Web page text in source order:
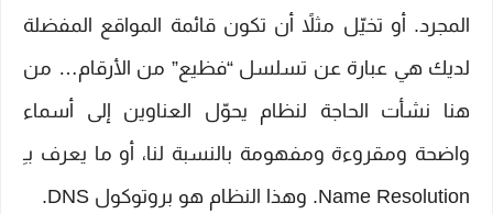
المجرد. أو تخيّل مثلاً أن تكون قائمة المواقع المفضلة
لديك هي عبارة عن تسلسل “فظيع” من الأرقام… من
هنا نشأت الحاجة لنظام يحوّل العناوين إلى أسماء
واضحة ومقروءة ومفهومة بالنسبة لنا، أو ما يعرف بـِ
Name Resolution. وهذا النظام هو بروتوكول DNS.